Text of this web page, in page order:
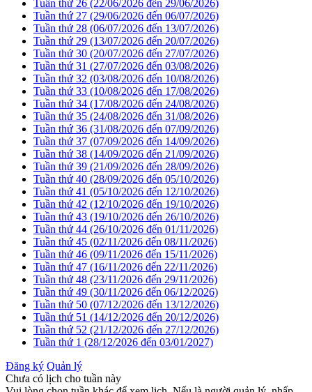
Tuần thứ 26 (22/06/2026 đến 29/06/2026)
Tuần thứ 27 (29/06/2026 đến 06/07/2026)
Tuần thứ 28 (06/07/2026 đến 13/07/2026)
Tuần thứ 29 (13/07/2026 đến 20/07/2026)
Tuần thứ 30 (20/07/2026 đến 27/07/2026)
Tuần thứ 31 (27/07/2026 đến 03/08/2026)
Tuần thứ 32 (03/08/2026 đến 10/08/2026)
Tuần thứ 33 (10/08/2026 đến 17/08/2026)
Tuần thứ 34 (17/08/2026 đến 24/08/2026)
Tuần thứ 35 (24/08/2026 đến 31/08/2026)
Tuần thứ 36 (31/08/2026 đến 07/09/2026)
Tuần thứ 37 (07/09/2026 đến 14/09/2026)
Tuần thứ 38 (14/09/2026 đến 21/09/2026)
Tuần thứ 39 (21/09/2026 đến 28/09/2026)
Tuần thứ 40 (28/09/2026 đến 05/10/2026)
Tuần thứ 41 (05/10/2026 đến 12/10/2026)
Tuần thứ 42 (12/10/2026 đến 19/10/2026)
Tuần thứ 43 (19/10/2026 đến 26/10/2026)
Tuần thứ 44 (26/10/2026 đến 01/11/2026)
Tuần thứ 45 (02/11/2026 đến 08/11/2026)
Tuần thứ 46 (09/11/2026 đến 15/11/2026)
Tuần thứ 47 (16/11/2026 đến 22/11/2026)
Tuần thứ 48 (23/11/2026 đến 29/11/2026)
Tuần thứ 49 (30/11/2026 đến 06/12/2026)
Tuần thứ 50 (07/12/2026 đến 13/12/2026)
Tuần thứ 51 (14/12/2026 đến 20/12/2026)
Tuần thứ 52 (21/12/2026 đến 27/12/2026)
Tuần thứ 1 (28/12/2026 đến 03/01/2027)
Đăng ký Quản lý
Chưa có lịch cho tuần này